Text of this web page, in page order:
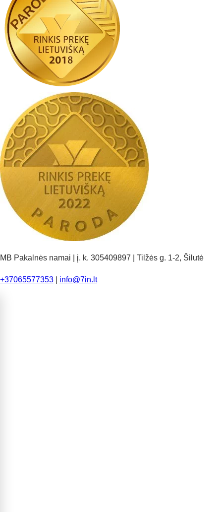
MB Pakalnės namai | į. k. 305409897 | Tilžės g. 1-2, Šilutė
+37065577353 info@7in.lt